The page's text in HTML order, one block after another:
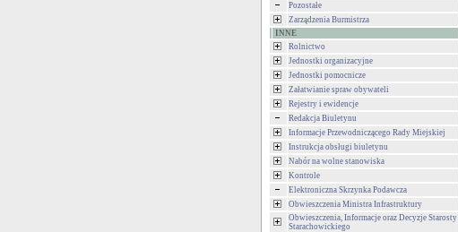
Pozostałe
Zarządzenia Burmistrza
INNE
Rolnictwo
Jednostki organizacyjne
Jednostki pomocnicze
Załatwianie spraw obywateli
Rejestry i ewidencje
Redakcja Biuletynu
Informacje Przewodniczącego Rady Miejskiej
Instrukcja obsługi biuletynu
Nabór na wolne stanowiska
Kontrole
Elektroniczna Skrzynka Podawcza
Obwieszczenia Ministra Infrastruktury
Obwieszczenia, Informacje oraz Decyzje Starosty
Starachowickiego